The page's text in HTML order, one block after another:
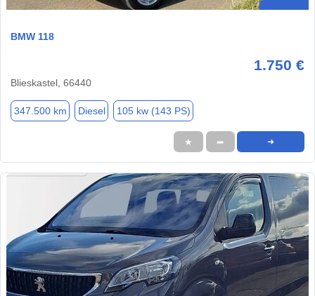
BMW 118
1.750 €
Blieskastel, 66440
347.500 km Diesel 105 kw (143 PS)
★ ➦ ➜